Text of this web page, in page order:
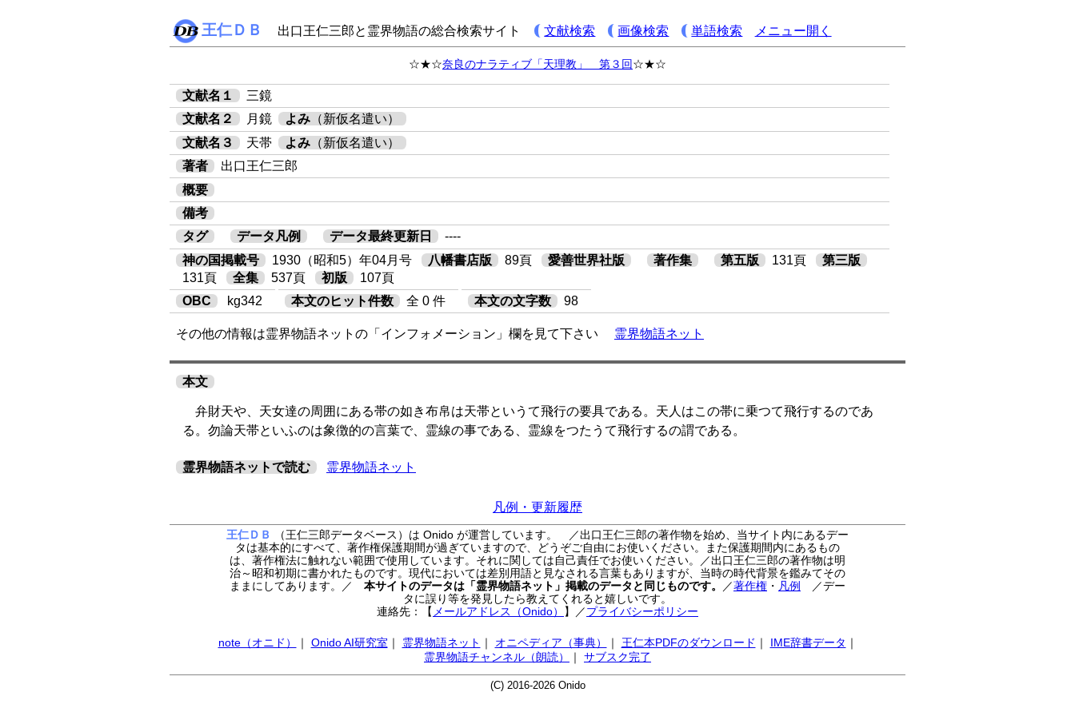
王仁ＤＢ 出口王仁三郎と霊界物語の総合検索サイト 文献検索 画像検索 単語検索 メニュー開く
☆★☆奈良のナラティブ「天理教」 第３回☆★☆
文献名１
三鏡
文献名２
月鏡 よみ （新仮名遣い）
文献名３
天帯 よみ （新仮名遣い）
著者
出口王仁三郎
概要
備考
タグ
データ凡例 データ最終更新日
----
神の国掲載号
1930（昭和5）年04月号 八幡書店版 89頁 愛善世界社版 著作集 第五版 131頁
第三版
131頁
全集 537頁 初版
107頁
OBC
kg342 本文のヒット件数 全 0 件 本文の文字数 98
その他の情報は霊界物語ネットの「インフォメーション」欄を見て下さい 霊界物語ネット
本文
弁財天や、天女達の周囲にある帯の如き布帛は天帯というて飛行の要具である。天人はこの帯に乗つて飛行するのであ
る。勿論天帯といふのは象徴的の言葉で、霊線の事である、霊線をつたうて飛行するの謂である。
霊界物語ネットで読む 霊界物語ネット
凡例・更新履歴
王仁ＤＢ （王仁三郎データベース）は Onido が運営しています。
／出口王仁三郎の著作物を始め、当サイト内にあるデー
タは基本的にすべて、著作権保護期間が過ぎていますので、どうぞご自由にお使いください。また保護期間内にあるもの
は、著作権法に触れない範囲で使用しています。それに関しては自己責任でお使いください。／出口王仁三郎の著作物は明
治～昭和初期に書かれたものです。現代においては差別用語と見なされる言葉もありますが、当時の時代背景を鑑みてその
ままにしてあります。／ 本サイトのデータは「霊界物語ネット」掲載のデータと同じものです。 ／著作権 ・ 凡例
／デー
タに誤り等を発見したら教えてくれると嬉しいです。
連絡先：【 メールアドレス（Onido） 】 ／プライバシーポリシー
note（オニド） ｜ Onido AI研究室 ｜ 霊界物語ネット ｜ オニペディア（事典） ｜ 王仁本PDFのダウンロード ｜ IME辞書データ ｜
霊界物語チャンネル（朗読）
｜ サブスク完了
(C) 2016-2026 Onido